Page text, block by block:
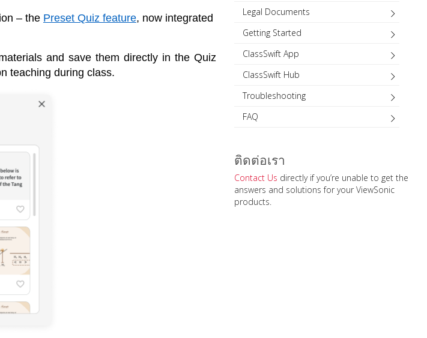
– the Preset Quiz feature, now integrated
and save them directly in the Quiz
teaching during class.
Legal Documents
Getting Started
ClassSwift App
ClassSwift Hub
Troubleshooting
FAQ
ติดต่อเรา
Contact Us directly if you’re unable to get the
answers and solutions for your ViewSonic
products.